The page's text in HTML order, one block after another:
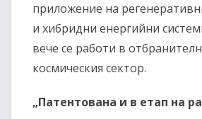
приложение на
и хибридни енергийни
вече се работи в
космическия сектор.
„Патентована и в етап на